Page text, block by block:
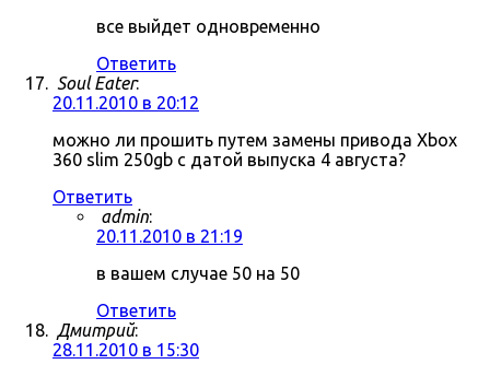
все выйдет одновременно
Ответить
Soul Eater:
20.11.2010 в 20:12
можно ли прошить путем замены привода Xbox
360 slim 250gb с датой выпуска 4 августа?
Ответить
admin:
20.11.2010 в 21:19
в вашем случае 50 на 50
Ответить
Дмитрий:
28.11.2010 в 15:30